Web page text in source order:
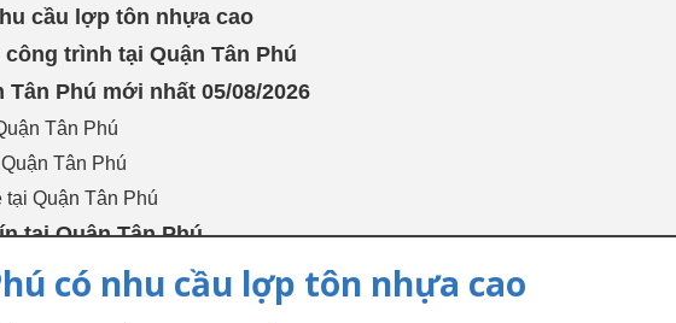
cầu lợp tôn nhựa cao
trình tại Quận Tân Phú
Phú mới nhất 05/08/2026
Tân Phú
Tân Phú
Quận Tân Phú
tại Quận Tân Phú
dao động bao nhiêu?
nhựa tại Quận Tân Phú
có nhu cầu lợp tôn nhựa cao